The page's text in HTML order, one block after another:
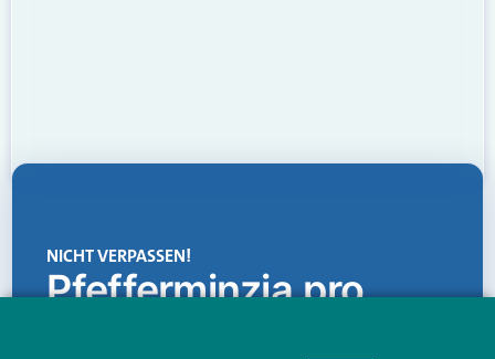
NICHT VERPASSEN!
Pfefferminzia.pro